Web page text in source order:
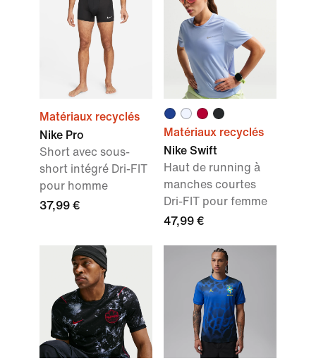
Matériaux recyclés
Nike Pro
Short avec sous-
short intégré Dri-FIT
pour homme
37,99 €
Matériaux recyclés
Nike Swift
Haut de running à
manches courtes
Dri-FIT pour femme
47,99 €